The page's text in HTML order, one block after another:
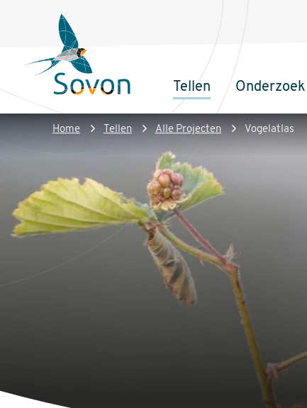
inhoud
Sovon
Homepage
Tellen Onderzoek
Kruimelpad
Home Tellen Alle Projecten Vogelatlas